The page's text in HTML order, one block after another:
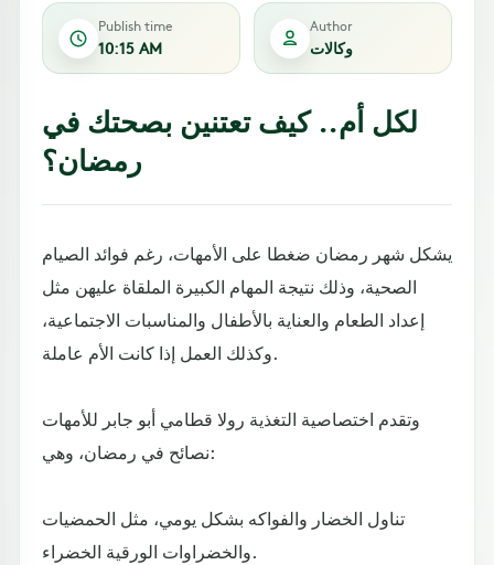
Publish time
10:15 AM
Author
وكالات
لكل أم.. كيف تعتنين بصحتك في
رمضان؟
يشكل شهر رمضان ضغطا على الأمهات، رغم فوائد الصيام
الصحية، وذلك نتيجة المهام الكبيرة الملقاة عليهن مثل
إعداد الطعام والعناية بالأطفال والمناسبات الاجتماعية،
وكذلك العمل إذا كانت الأم عاملة.
وتقدم اختصاصية التغذية رولا قطامي أبو جابر للأمهات
نصائح في رمضان، وهي:
تناول الخضار والفواكه بشكل يومي، مثل الحمضيات
والخضراوات الورقية الخضراء.